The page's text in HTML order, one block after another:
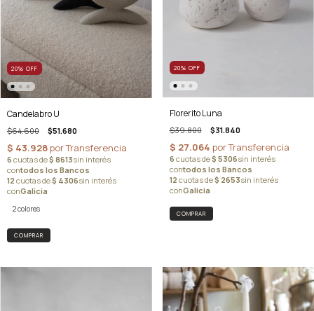
20% OFF
Candelabro U
$64.600 $51.680
2 colores
COMPRAR
20% OFF
Florerito Luna
$39.800 $31.840
COMPRAR